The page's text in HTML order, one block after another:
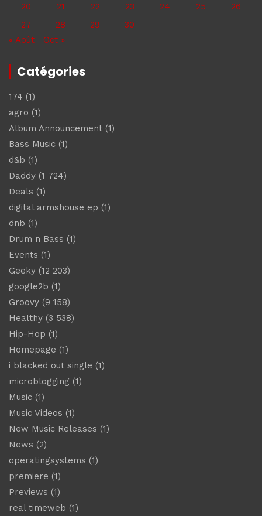
20
21 22 23 24 25
26
27
28 29
30
« Août
Oct »
Catégories
174 (1)
agro (1)
Album Announcement (1)
Bass Music (1)
d&b (1)
Daddy (1 724)
Deals (1)
digital armshouse ep (1)
dnb (1)
Drum n Bass (1)
Events (1)
Geeky (12 203)
google2b (1)
Groovy (9 158)
Healthy (3 538)
Hip-Hop (1)
Homepage (1)
i blacked out single (1)
microblogging (1)
Music (1)
Music Videos (1)
New Music Releases (1)
News (2)
operatingsystems (1)
premiere (1)
Previews (1)
real timeweb (1)